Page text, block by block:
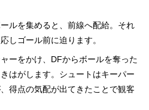
ルを集めると、前線へ配給。それ
しゴール前に迫ります。
ーをかけ、DFからボールを奪った
はがします。シュートはキーパー
得点の気配が出てきたことで観客